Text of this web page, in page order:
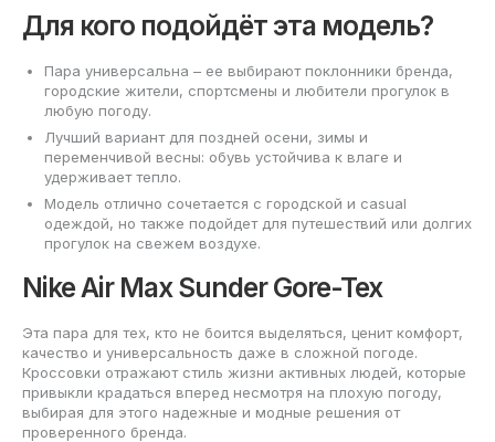
Для кого подойдёт эта модель?
Пара универсальна – ее выбирают поклонники бренда,
городские жители, спортсмены и любители прогулок в
любую погоду.
Лучший вариант для поздней осени, зимы и
переменчивой весны: обувь устойчива к влаге и
удерживает тепло.
Модель отлично сочетается с городской и casual
одеждой, но также подойдет для путешествий или долгих
прогулок на свежем воздухе.
Nike Air Max Sunder Gore-Tex
Эта пара для тех, кто не боится выделяться, ценит комфорт,
качество и универсальность даже в сложной погоде.
Кроссовки отражают стиль жизни активных людей, которые
привыкли крадаться вперед несмотря на плохую погоду,
выбирая для этого надежные и модные решения от
проверенного бренда.